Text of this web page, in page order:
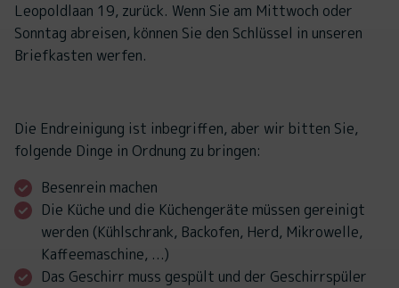
Leopoldlaan 19, zurück. Wenn Sie am Mittwoch oder
Sonntag abreisen, können Sie den Schlüssel in unseren
Briefkasten werfen.
Die Endreinigung ist inbegriffen, aber wir bitten Sie,
folgende Dinge in Ordnung zu bringen:
Besenrein machen
Die Küche und die Küchengeräte müssen gereinigt
werden (Kühlschrank, Backofen, Herd, Mikrowelle,
Kaffeemaschine, ...)
Das Geschirr muss gespült und der Geschirrspüler